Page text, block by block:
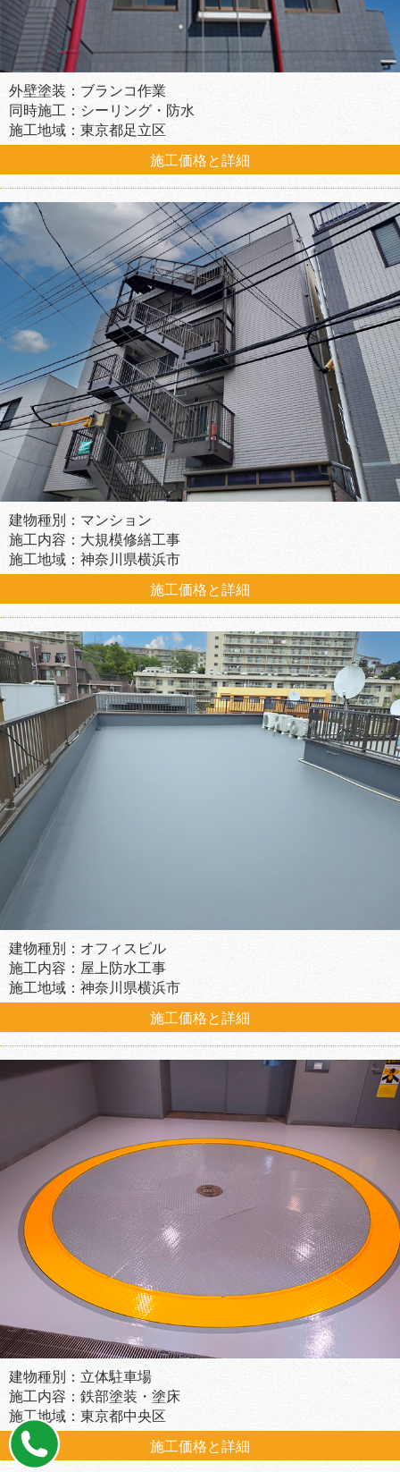
外壁塗装：ブランコ作業
同時施工：シーリング・防水
施工地域：東京都足立区
施工価格と詳細
建物種別：マンション
施工内容：大規模修繕工事
施工地域：神奈川県横浜市
施工価格と詳細
建物種別：オフィスビル
施工内容：屋上防水工事
施工地域：神奈川県横浜市
施工価格と詳細
建物種別：立体駐車場
施工内容：鉄部塗装・塗床
施工地域：東京都中央区
施工価格と詳細